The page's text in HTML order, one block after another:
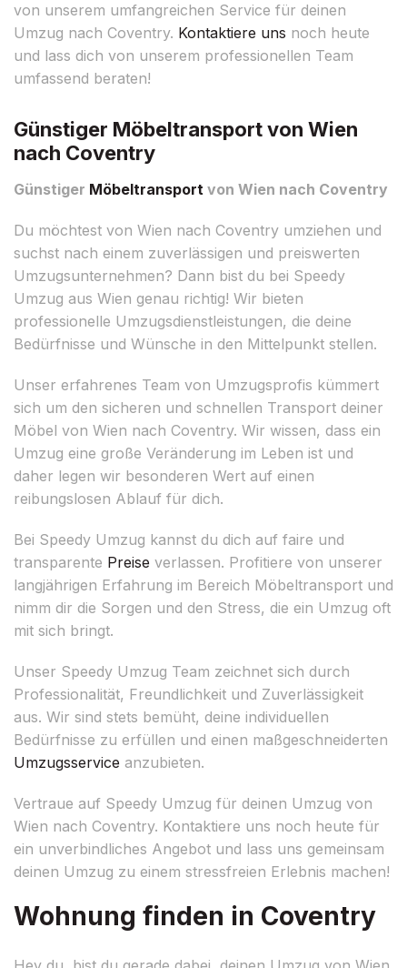
von unserem umfangreichen Service für deinen
Umzug nach Coventry. Kontaktiere uns noch heute
und lass dich von unserem professionellen Team
umfassend beraten!
Günstiger Möbeltransport von Wien
nach Coventry
Günstiger Möbeltransport von Wien nach Coventry
Du möchtest von Wien nach Coventry umziehen und
suchst nach einem zuverlässigen und preiswerten
Umzugsunternehmen? Dann bist du bei Speedy
Umzug aus Wien genau richtig! Wir bieten
professionelle Umzugsdienstleistungen, die deine
Bedürfnisse und Wünsche in den Mittelpunkt stellen.
Unser erfahrenes Team von Umzugsprofis kümmert
sich um den sicheren und schnellen Transport deiner
Möbel von Wien nach Coventry. Wir wissen, dass ein
Umzug eine große Veränderung im Leben ist und
daher legen wir besonderen Wert auf einen
reibungslosen Ablauf für dich.
Bei Speedy Umzug kannst du dich auf faire und
transparente Preise verlassen. Profitiere von unserer
langjährigen Erfahrung im Bereich Möbeltransport und
nimm dir die Sorgen und den Stress, die ein Umzug oft
mit sich bringt.
Unser Speedy Umzug Team zeichnet sich durch
Professionalität, Freundlichkeit und Zuverlässigkeit
aus. Wir sind stets bemüht, deine individuellen
Bedürfnisse zu erfüllen und einen maßgeschneiderten
Umzugsservice anzubieten.
Vertraue auf Speedy Umzug für deinen Umzug von
Wien nach Coventry. Kontaktiere uns noch heute für
ein unverbindliches Angebot und lass uns gemeinsam
deinen Umzug zu einem stressfreien Erlebnis machen!
Wohnung finden in Coventry